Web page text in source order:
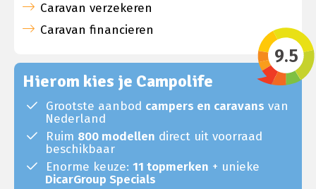
Caravan verzekeren
Caravan financieren
9.5
Hierom kies je Campolife
Grootste aanbod campers en caravans van
Nederland
Ruim 800 modellen direct uit voorraad
beschikbaar
Enorme keuze: 11 topmerken + unieke
DicarGroup Specials